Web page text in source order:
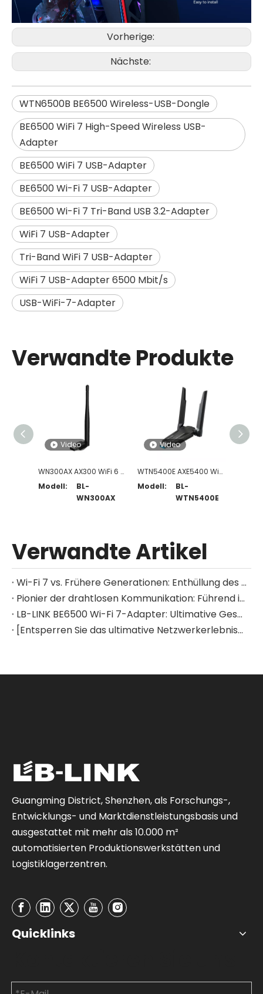
Vorherige:
Nächste:
WTN6500B BE6500 Wireless-USB-Dongle
BE6500 WiFi 7 High-Speed ​​Wireless USB-
Adapter
BE6500 WiFi 7 USB-Adapter
BE6500 Wi-Fi 7 USB-Adapter
BE6500 Wi-Fi 7 Tri-Band USB 3.2-Adapter
WiFi 7 USB-Adapter
Tri-Band WiFi 7 USB-Adapter
WiFi 7 USB-Adapter 6500 Mbit/s
USB-WiFi-7-Adapter
Verwandte Produkte
Video
WN300AX AX300 WiFi 6 USB-Adapter mit High-Gain-Antenne
Modell:
BL-
WN300AX
Video
WTN5400E AXE5400 Wi-Fi 6E Tri-Band USB-Adapter
Modell:
BL-
WTN5400E
Verwandte Artikel
Wi-Fi 7 vs. Frühere Generationen: Enthüllung des Leistungssprungs dahinter
Pionier der drahtlosen Kommunikation: Führend in die Zukunft mit Integrationsmodulen für WiFi 7 und Bluetooth-Technologie
LB-LINK BE6500 Wi-Fi 7-Adapter: Ultimative Geschwindigkeit, nahtlose Konnektivität
[Entsperren Sie das ultimative Netzwerkerlebnis] LB-LINK BE6500 Wi-Fi 7 Wireless USB-Adapter: Definieren Sie Ihr Online-Leben neu
Guangming District, Shenzhen, als Forschungs-,
Entwicklungs- und Marktdienstleistungsbasis und
ausgestattet mit mehr als 10.000 m²
automatisierten Produktionswerkstätten und
Logistiklagerzentren.
Quicklinks